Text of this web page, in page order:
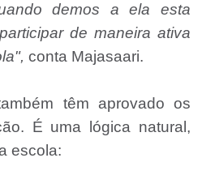
demos a ela esta
de maneira ativa
conta Majasaari.
têm aprovado os
É uma lógica natural,
escola: